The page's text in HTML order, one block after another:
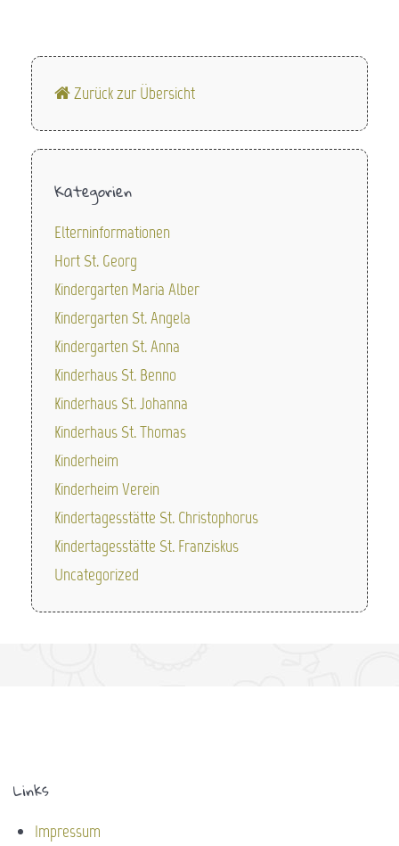
Zurück zur Übersicht
Kategorien
Elterninformationen
Hort St. Georg
Kindergarten Maria Alber
Kindergarten St. Angela
Kindergarten St. Anna
Kinderhaus St. Benno
Kinderhaus St. Johanna
Kinderhaus St. Thomas
Kinderheim
Kinderheim Verein
Kindertagesstätte St. Christophorus
Kindertagesstätte St. Franziskus
Uncategorized
Links
Impressum